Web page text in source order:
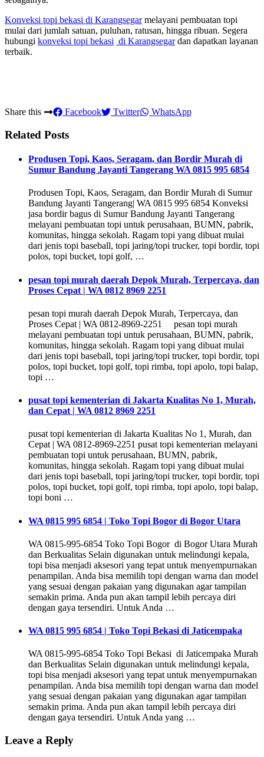
Konveksi topi bekasi di Karangsegarmelayani pembuatan topi
mulai dari jumlah satuan, puluhan, ratusan, hingga ribuan. Segera
hubungi konveksi topi bekasi di Karangsegardan dapatkan layanan
terbaik.
Share this Facebook Twitter WhatsApp
Related Posts
Produsen Topi, Kaos, Seragam, dan Bordir Murah di
Sumur Bandung Jayanti Tangerang WA 0815 995 6854
Produsen Topi, Kaos, Seragam, dan Bordir Murah di Sumur
Bandung Jayanti Tangerang| WA 0815 995 6854 Konveksi
jasa bordir bagus di Sumur Bandung Jayanti Tangerang
melayani pembuatan topi untuk perusahaan, BUMN, pabrik,
komunitas, hingga sekolah. Ragam topi yang dibuat mulai
dari jenis topi baseball, topi jaring/topi trucker, topi bordir, topi
polos, topi bucket, topi golf, …
pesan topi murah daerah Depok Murah, Terpercaya, dan
Proses Cepat | WA 0812 8969 2251
pesan topi murah daerah Depok Murah, Terpercaya, dan
Proses Cepat | WA 0812-8969-2251 pesan topi murah
melayani pembuatan topi untuk perusahaan, BUMN, pabrik,
komunitas, hingga sekolah. Ragam topi yang dibuat mulai
dari jenis topi baseball, topi jaring/topi trucker, topi bordir, topi
polos, topi bucket, topi golf, topi rimba, topi apolo, topi balap,
topi …
pusat topi kementerian di Jakarta Kualitas No 1, Murah,
dan Cepat | WA 0812 8969 2251
pusat topi kementerian di Jakarta Kualitas No 1, Murah, dan
Cepat | WA 0812-8969-2251 pusat topi kementerian melayani
pembuatan topi untuk perusahaan, BUMN, pabrik,
komunitas, hingga sekolah. Ragam topi yang dibuat mulai
dari jenis topi baseball, topi jaring/topi trucker, topi bordir, topi
polos, topi bucket, topi golf, topi rimba, topi apolo, topi balap,
topi boni …
WA 0815 995 6854 | Toko Topi Bogor di Bogor Utara
WA 0815-995-6854 Toko Topi Bogor di Bogor Utara Murah
dan Berkualitas Selain digunakan untuk melindungi kepala,
topi bisa menjadi aksesori yang tepat untuk menyempurnakan
penampilan. Anda bisa memilih topi dengan warna dan model
yang sesuai dengan pakaian yang digunakan agar tampilan
semakin prima. Anda pun akan tampil lebih percaya diri
dengan gaya tersendiri. Untuk Anda …
WA 0815 995 6854 | Toko Topi Bekasi di Jaticempaka
WA 0815-995-6854 Toko Topi Bekasi di Jaticempaka Murah
dan Berkualitas Selain digunakan untuk melindungi kepala,
topi bisa menjadi aksesori yang tepat untuk menyempurnakan
penampilan. Anda bisa memilih topi dengan warna dan model
yang sesuai dengan pakaian yang digunakan agar tampilan
semakin prima. Anda pun akan tampil lebih percaya diri
dengan gaya tersendiri. Untuk Anda yang …
Leave a Reply